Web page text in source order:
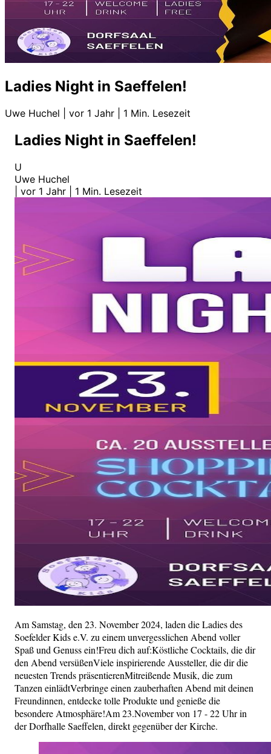
Ladies Night in Saeffelen!
Uwe Huchel vor 1 Jahr 1 Min. Lesezeit
Ladies Night in Saeffelen!
U
Uwe Huchel
vor 1 Jahr 1 Min. Lesezeit
Am Samstag, den 23. November 2024, laden die Ladies des
Soefelder Kids e.V. zu einem unvergesslichen Abend voller
Spaß und Genuss ein!Freu dich auf:Köstliche Cocktails, die dir
den Abend versüßenViele inspirierende Aussteller, die dir die
neuesten Trends präsentierenMitreißende Musik, die zum
Tanzen einlädtVerbringe einen zauberhaften Abend mit deinen
Freundinnen, entdecke tolle Produkte und genieße die
besondere Atmosphäre!Am 23.November von 17 - 22 Uhr in
der Dorfhalle Saeffelen, direkt gegenüber der Kirche.